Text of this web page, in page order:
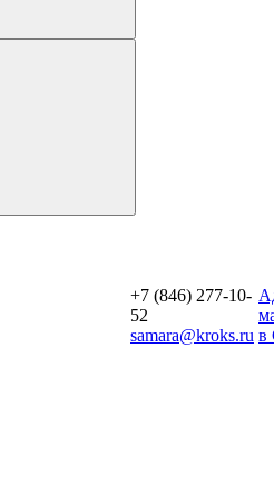
+7 (846) 277-10-
52
samara@kroks.ru в